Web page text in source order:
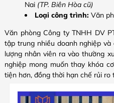
Nai (TP. Biên Hòa cũ)
Loại công trình: Văn
Văn phòng Công ty TNHH DV
tập trung nhiều doanh nghiệp
lượng nhân viên ra vào thường
nghiệp mong muốn thay khóa
tiện hơn, đồng thời hạn chế rủi ro